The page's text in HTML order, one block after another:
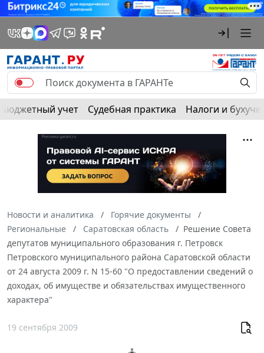
Бюджетный учет Судебная практика Налоги и
Новости и аналитика
Горячие документы
Региональные
Саратовская область
Решение Совета
депутатов муниципального образования г. Петровск
Петровского муниципального района Саратовской области
от 24 августа 2009 г. N 15-60 "О предоставлении сведений о
доходах, об имуществе и обязательствах имущественного
характера"
19 сентября 2009